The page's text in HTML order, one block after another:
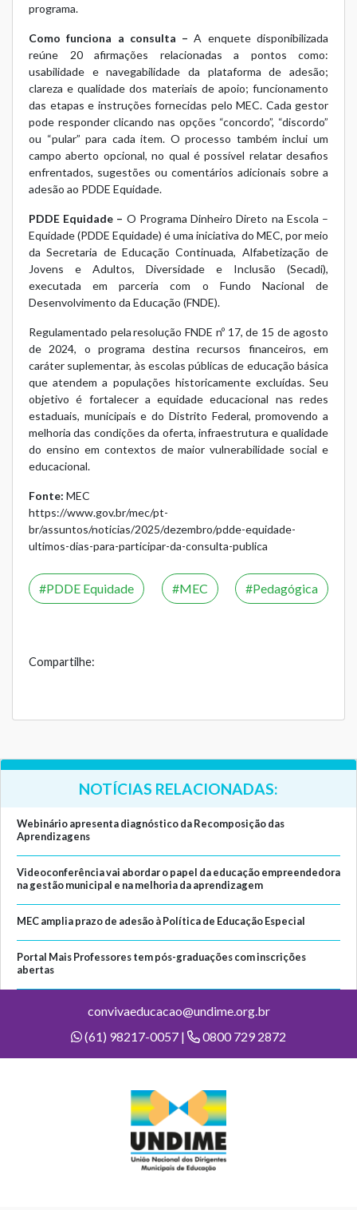
programa.
Como funciona a consulta – A enquete disponibilizada
reúne 20 afirmações relacionadas a pontos como:
usabilidade e navegabilidade da plataforma de adesão;
clareza e qualidade dos materiais de apoio; funcionamento
das etapas e instruções fornecidas pelo MEC. Cada gestor
pode responder clicando nas opções “concordo”, “discordo”
ou “pular” para cada item. O processo também inclui um
campo aberto opcional, no qual é possível relatar desafios
enfrentados, sugestões ou comentários adicionais sobre a
adesão ao PDDE Equidade.
PDDE Equidade – O Programa Dinheiro Direto na Escola –
Equidade (PDDE Equidade) é uma iniciativa do MEC, por meio
da Secretaria de Educação Continuada, Alfabetização de
Jovens e Adultos, Diversidade e Inclusão (Secadi),
executada em parceria com o Fundo Nacional de
Desenvolvimento da Educação (FNDE).
Regulamentado pelaresolução FNDE nº 17, de 15 de agosto
de 2024, o programa destina recursos financeiros, em
caráter suplementar, às escolas públicas de educação básica
que atendem a populações historicamente excluídas. Seu
objetivo é fortalecer a equidade educacional nas redes
estaduais, municipais e do Distrito Federal, promovendo a
melhoria das condições da oferta, infraestrutura e qualidade
do ensino em contextos de maior vulnerabilidade social e
educacional.
Fonte: MEC
https://www.gov.br/mec/pt-
br/assuntos/noticias/2025/dezembro/pdde-equidade-
ultimos-dias-para-participar-da-consulta-publica
PDDE Equidade MEC Pedagógica
Compartilhe:
NOTÍCIAS RELACIONADAS:
Webinário apresenta diagnóstico da Recomposição das
Aprendizagens
Videoconferência vai abordar o papel da educação empreendedora
na gestão municipal e na melhoria da aprendizagem
MEC amplia prazo de adesão à Política de Educação Especial
Portal Mais Professores tem pós-graduações com inscrições
abertas
convivaeducacao@undime.org.br
(61) 98217-0057 |
0800 729 2872